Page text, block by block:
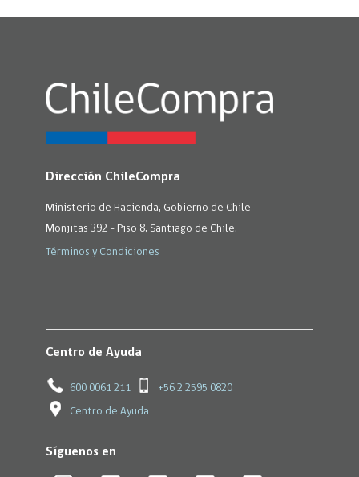
Dirección ChileCompra
Ministerio de Hacienda, Gobierno de Chile
Monjitas 392 - Piso 8, Santiago de Chile.
Términos y Condiciones
Centro de Ayuda
600 0061 211 +56 2 2595 0820
Centro de Ayuda
Síguenos en